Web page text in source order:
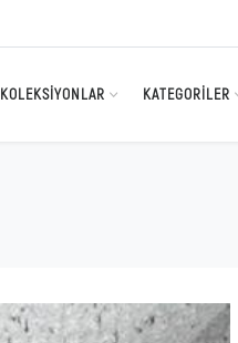
KOLEKSIYONLAR KATEGORILER